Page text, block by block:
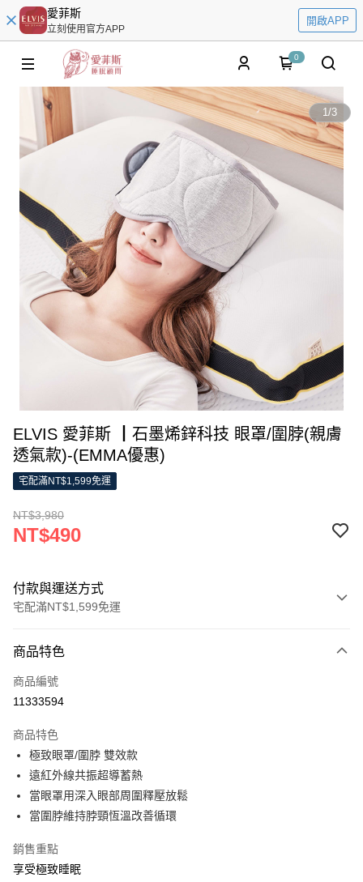
愛菲斯
立刻使用官方APP
開啟APP
0
1/3
ELVIS 愛菲斯 ┃石墨烯鋅科技 眼罩/圍脖(親膚
透氣款)-(EMMA優惠)
宅配滿NT$1,599免運
NT$3,980
NT$490
付款與運送方式
宅配滿NT$1,599免運
信用卡一次付款
LINE Pay
街口支付
悠遊付
Google Pay
全盈+PAY
商品特色
商品編號
11333594
商品特色
極致眼罩/圍脖 雙效款
遠紅外線共振超導蓄熱
當眼罩用深入眼部周圍釋壓放鬆
當圍脖維持脖頸恆溫改善循環
銷售重點
享受極致睡眠